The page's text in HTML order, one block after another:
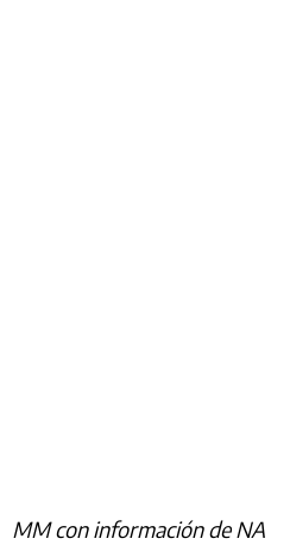
MM con información de NA